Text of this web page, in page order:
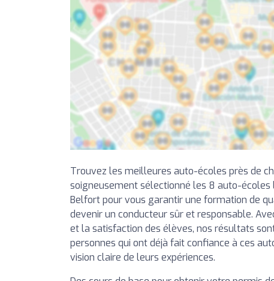
Trouvez les meilleures auto-écoles près de
soigneusement sélectionné les 8 auto-
Belfort pour vous garantir une formation de
devenir un conducteur sûr et responsable.
et la satisfaction des élèves, nos résultats
personnes qui ont déjà fait confiance à ces
vision claire de leurs expériences.